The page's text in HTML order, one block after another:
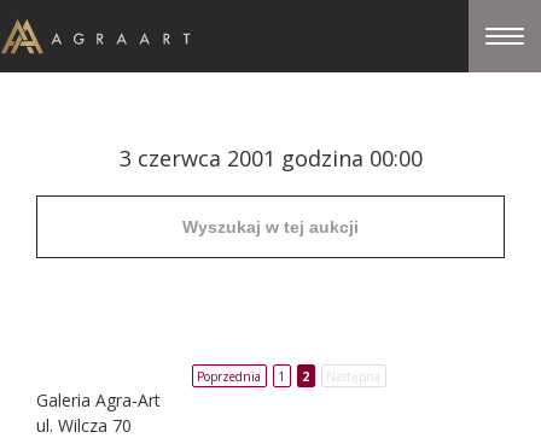
3 czerwca 2001 godzina 00:00
Poprzednia 1 2 Następna
Galeria Agra-Art
ul. Wilcza 70